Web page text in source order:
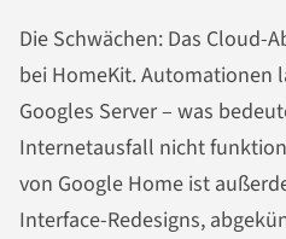
Die Schwächen: Das Cloud-
bei HomeKit. Automationen
Googles Server – was
Internetausfall nicht
von Google Home ist
Interface-Redesigns,